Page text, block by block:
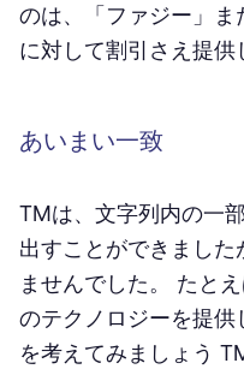
のは、「ファジー」
に対して割引さえ提供
あいまい一致
TMは、文字列内の一
出すことができました
ませんでした。 たと
のテクノロジーを提
を考えてみましょう